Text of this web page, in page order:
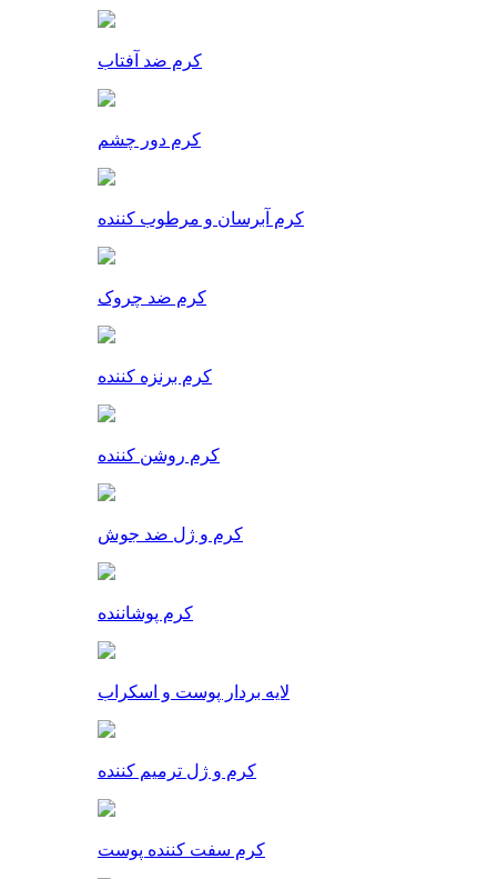
کرم ضد آفتاب
کرم دور چشم
کرم آبرسان و مرطوب کننده
کرم ضد چروک
کرم برنزه کننده
کرم روشن کننده
کرم و ژل ضد جوش
کرم پوشاننده
لایه بردار پوست و اسکراب
کرم و ژل ترمیم کننده
کرم سفت کننده پوست